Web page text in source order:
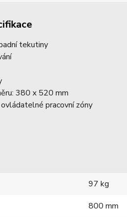
tekutiny
380 x 520 mm
pracovní zóny
97 kg
800 mm